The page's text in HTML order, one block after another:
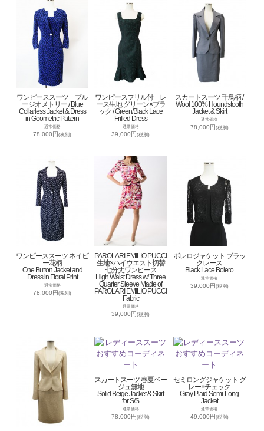
ワンピーススーツ ブル
ージオメトリー / Blue
Collarless Jacket & Dress
in Geometric Pattern
通常価格
78,000円(税別)
ワンピースフリル付 レ
ース生地 グリーン×ブラ
ック / Green/Black Lace
Frilled Dress
通常価格
39,000円(税別)
スカートスーツ 千鳥柄 /
Wool 100% Houndstooth
Jacket & Skirt
通常価格
78,000円(税別)
ワンピーススーツ ネイビ
ー花柄
One Button Jacket and
Dress in Floral Print
通常価格
78,000円(税別)
PAROLARI EMILIO PUCCI
生地×ハイウエスト切替
七分丈ワンピース
High Waist Dress w/ Three
Quarter Sleeve Made of
PAROLARI EMILIO PUCCI
Fabric
通常価格
39,000円(税別)
ボレロジャケット ブラッ
クレース
Black Lace Bolero
通常価格
39,000円(税別)
スカートスーツ 春夏ベー
ジュ無地
Solid Beige Jacket & Skirt
for S/S
通常価格
78,000円(税別)
セミロングジャケット グ
レー×チェック
Gray Plaid Semi-Long
Jacket
通常価格
49,000円(税別)